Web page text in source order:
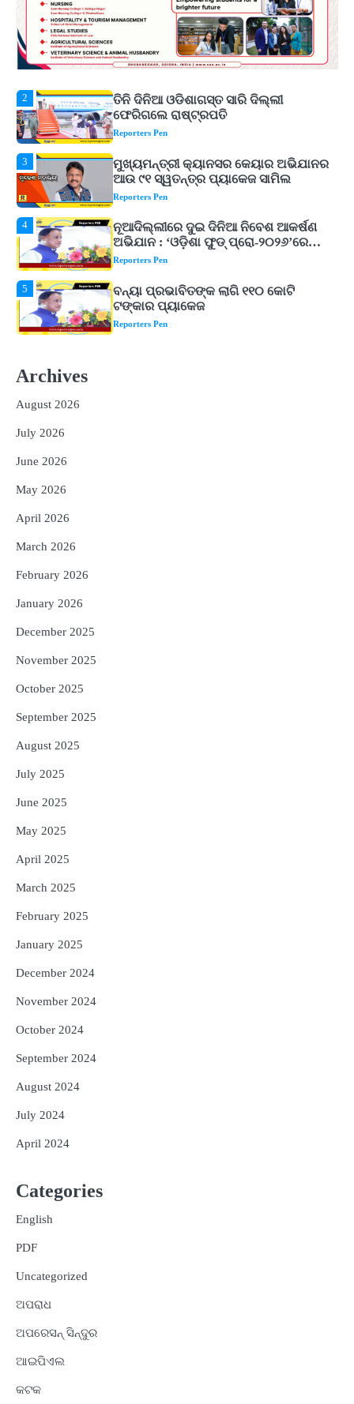
2
ତିନି ଦିନିଆ ଓଡିଶାଗସ୍ତ ସାରି ଦିଲ୍ଲୀ
ଫେରିଗଲେ ରାଷ୍ଟ୍ରପତି
3
ମୁଖ୍ୟମନ୍ତ୍ରୀ କ୍ୟାନସର କେୟାର ଅଭିଯାନର
ଆଉ ୯୧ ସ୍ୱତନ୍ତ୍ର ପ୍ୟାକେଜ ସାମିଲ
Reporters Pen
4
ନୂଆଦିଲ୍ଲୀରେ ଦୁଇ ଦିନିଆ ନିବେଶ ଆକର୍ଷଣ
ଅଭିଯାନ : ‘ଓଡ଼ିଶା ଫୁଡ୍ ପ୍ରୋ-୨୦୨୬’ରେ
ଖାଦ୍ୟ ପ୍ରକ୍ରିୟାକରଣ କ୍ଷେତ୍ରକୁ ମିଳିବ
Reporters Pen
5
ବନ୍ୟା ପ୍ରଭାବିତଙ୍କ ଲାଗି ୧୧୦ କୋଟି
ଟଙ୍କାର ପ୍ୟାକେଜ
Reporters Pen
1
ଆସାମରେ ଭୟଙ୍କର ବନ୍ୟା ମୃତ୍ୟୁ ସଂଖ୍ୟା
୮୯କୁ ବୃଦ୍ଧି
Reporters Pen
4
5
Archives
August 2026
July 2026
June 2026
May 2026
April 2026
March 2026
February 2026
January 2026
December 2025
November 2025
October 2025
September 2025
August 2025
July 2025
June 2025
May 2025
April 2025
March 2025
February 2025
January 2025
December 2024
November 2024
October 2024
September 2024
August 2024
July 2024
April 2024
Categories
English
PDF
Uncategorized
ଅପରାଧ
ଅପରେସନ୍ ସିନ୍ଦୁର
ଆଇପିଏଲ
କଟକ